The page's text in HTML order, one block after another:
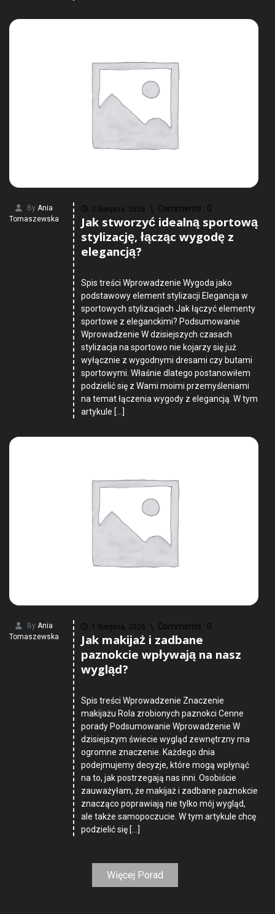
By Ania
Tomaszewska
2 Sierpnia, 2026 Comments : 0
Jak stworzyć idealną sportową
stylizację, łącząc wygodę z
elegancją?
Spis treści Wprowadzenie Wygoda jako
podstawowy element stylizacji Elegancja w
sportowych stylizacjach Jak łączyć elementy
sportowe z eleganckimi? Podsumowanie
Wprowadzenie W dzisiejszych czasach
stylizacja na sportowo nie kojarzy się już
wyłącznie z wygodnymi dresami czy butami
sportowymi. Właśnie dlatego postanowiłem
podzielić się z Wami moimi przemyśleniami
na temat łączenia wygody z elegancją. W tym
artykule […]
By Ania
Tomaszewska
1 Sierpnia, 2026 Comments : 0
Jak makijaż i zadbane
paznokcie wpływają na nasz
wygląd?
Spis treści Wprowadzenie Znaczenie
makijażu Rola zrobionych paznokci Cenne
porady Podsumowanie Wprowadzenie W
dzisiejszym świecie wygląd zewnętrzny ma
ogromne znaczenie. Każdego dnia
podejmujemy decyzje, które mogą wpłynąć
na to, jak postrzegają nas inni. Osobiście
zauważyłam, że makijaż i zadbane paznokcie
znacząco poprawiają nie tylko mój wygląd,
ale także samopoczucie. W tym artykule chcę
podzielić się […]
Więcej Porad